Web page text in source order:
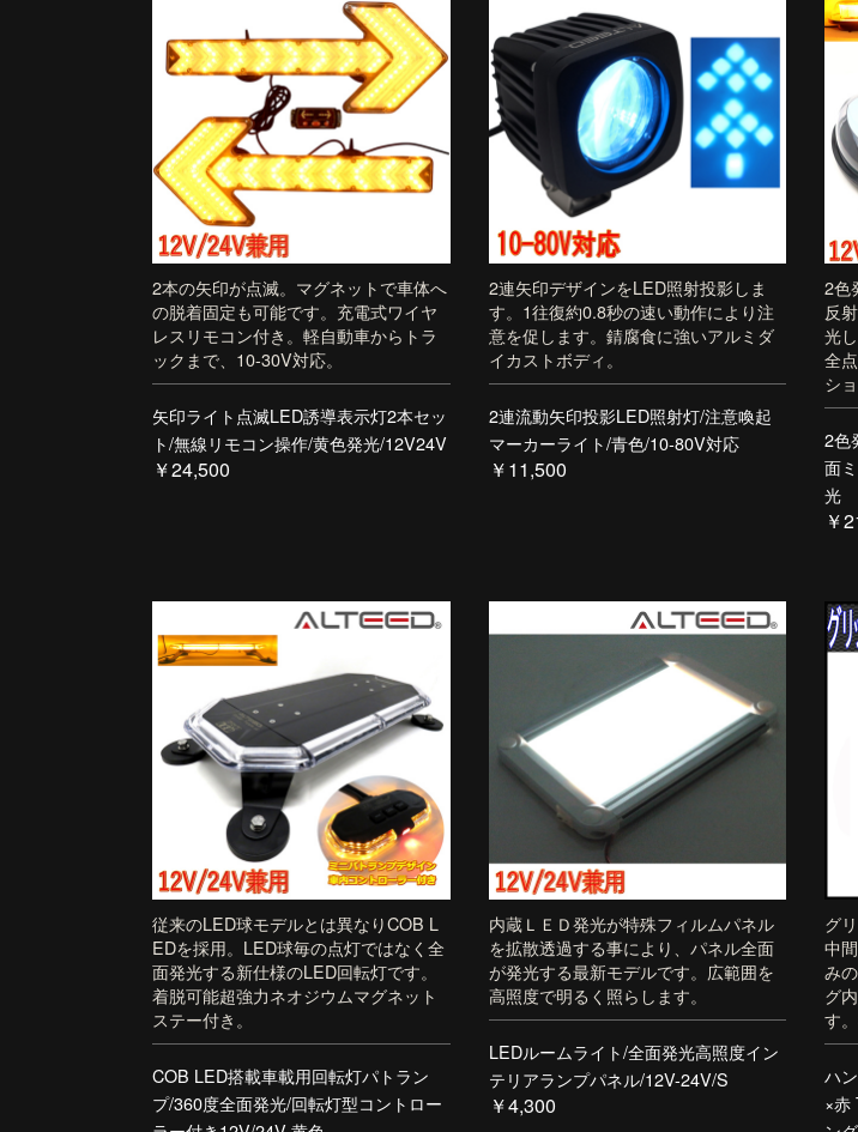
2本の矢印が点滅。マグネットで車体へ
の脱着固定も可能です。充電式ワイヤ
レスリモコン付き。軽自動車からトラ
ックまで、10-30V対応。
矢印ライト点滅LED誘導表示灯2本セッ
ト/無線リモコン操作/黄色発光/12V24V
￥24,500
2連矢印デザインをLED照射投影しま
す。1往復約0.8秒の速い動作により注
意を促します。錆腐食に強いアルミダ
イカストボディ。
2連流動矢印投影LED照射灯/注意喚起
マーカーライト/青色/10-80V対応
￥11,500
2色
反
光
全
ショ
2色
面
光
￥
従来のLED球モデルとは異なりCOB L
EDを採用。LED球毎の点灯ではなく全
面発光する新仕様のLED回転灯です。
着脱可能超強力ネオジウムマグネット
ステー付き。
COB LED搭載車載用回転灯パトラン
プ/360度全面発光/回転灯型コントロー
内蔵ＬＥＤ発光が特殊フィルムパネル
を拡散透過する事により、パネル全面
が発光する最新モデルです。広範囲を
高照度で明るく照らします。
LEDルームライト/全面発光高照度イン
テリアランプパネル/12V-24V/S
￥4,300
グ
中
み
グ
す
ハ
×赤